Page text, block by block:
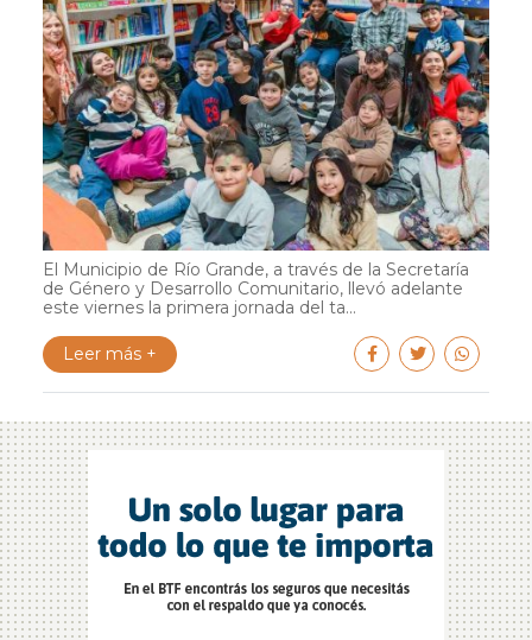
El Municipio de Río Grande, a través de la Secretaría
de Género y Desarrollo Comunitario, llevó adelante
este viernes la primera jornada del ta...
Leer más +